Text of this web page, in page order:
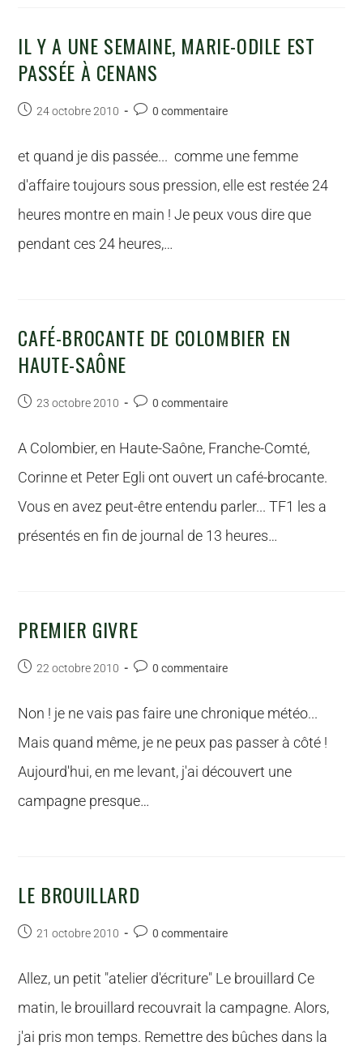
IL Y A UNE SEMAINE, MARIE-ODILE EST
PASSÉE À CENANS
24 octobre 2010 0 commentaire
et quand je dis passée... comme une femme
d'affaire toujours sous pression, elle est restée 24
heures montre en main ! Je peux vous dire que
pendant ces 24 heures,…
CAFÉ-BROCANTE DE COLOMBIER EN
HAUTE-SAÔNE
23 octobre 2010 0 commentaire
A Colombier, en Haute-Saône, Franche-Comté,
Corinne et Peter Egli ont ouvert un café-brocante.
Vous en avez peut-être entendu parler... TF1 les a
présentés en fin de journal de 13 heures…
PREMIER GIVRE
22 octobre 2010 0 commentaire
Non ! je ne vais pas faire une chronique météo...
Mais quand même, je ne peux pas passer à côté !
Aujourd'hui, en me levant, j'ai découvert une
campagne presque…
LE BROUILLARD
21 octobre 2010 0 commentaire
Allez, un petit "atelier d'écriture" Le brouillard Ce
matin, le brouillard recouvrait la campagne. Alors,
j'ai pris mon temps. Remettre des bûches dans la